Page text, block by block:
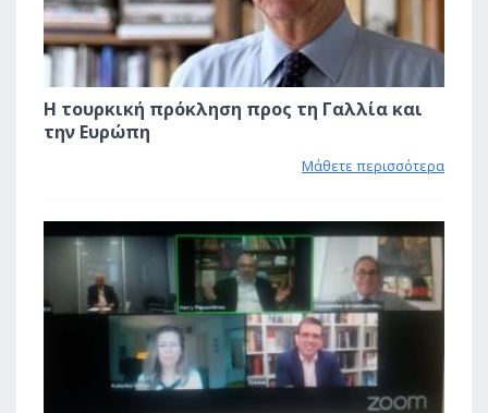
Η τουρκική πρόκληση προς τη Γαλλία και
την Ευρώπη
Μάθετε περισσότερα